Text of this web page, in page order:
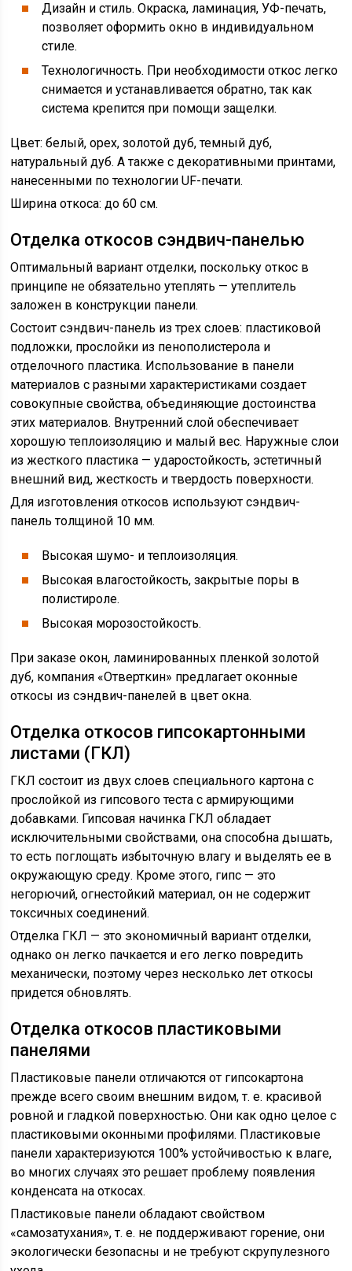
Дизайн и стиль. Окраска, ламинация, УФ-печать,
позволяет оформить окно в индивидуальном
стиле.
Технологичность. При необходимости откос легко
снимается и устанавливается обратно, так как
система крепится при помощи защелки.
Цвет: белый, орех, золотой дуб, темный дуб,
натуральный дуб. А также с декоративными принтами,
нанесенными по технологии UF-печати.
Ширина откоса: до 60 см.
Отделка откосов сэндвич-панелью
Оптимальный вариант отделки, поскольку откос в
принципе не обязательно утеплять — утеплитель
заложен в конструкции панели.
Состоит сэндвич-панель из трех слоев: пластиковой
подложки, прослойки из пенополистерола и
отделочного пластика. Использование в панели
материалов с разными характеристиками создает
совокупные свойства, объединяющие достоинства
этих материалов. Внутренний слой обеспечивает
хорошую теплоизоляцию и малый вес. Наружные слои
из жесткого пластика — ударостойкость, эстетичный
внешний вид, жесткость и твердость поверхности.
Для изготовления откосов используют сэндвич-
панель толщиной 10 мм.
Высокая шумо- и теплоизоляция.
Высокая влагостойкость, закрытые поры в
полистироле.
Высокая морозостойкость.
При заказе окон, ламинированных пленкой золотой
дуб, компания «Отверткин» предлагает оконные
откосы из сэндвич-панелей в цвет окна.
Отделка откосов гипсокартонными
листами (ГКЛ)
ГКЛ состоит из двух слоев специального картона с
прослойкой из гипсового теста с армирующими
добавками. Гипсовая начинка ГКЛ обладает
исключительными свойствами, она способна дышать,
то есть поглощать избыточную влагу и выделять ее в
окружающую среду. Кроме этого, гипс — это
негорючий, огнестойкий материал, он не содержит
токсичных соединений.
Отделка ГКЛ — это экономичный вариант отделки,
однако он легко пачкается и его легко повредить
механически, поэтому через несколько лет откосы
придется обновлять.
Отделка откосов пластиковыми
панелями
Пластиковые панели отличаются от гипсокартона
прежде всего своим внешним видом, т. е. красивой
ровной и гладкой поверхностью. Они как одно целое с
пластиковыми оконными профилями. Пластиковые
панели характеризуются 100% устойчивостью к влаге,
во многих случаях это решает проблему появления
конденсата на откосах.
Пластиковые панели обладают свойством
«самозатухания», т. е. не поддерживают горение, они
экологически безопасны и не требуют скрупулезного